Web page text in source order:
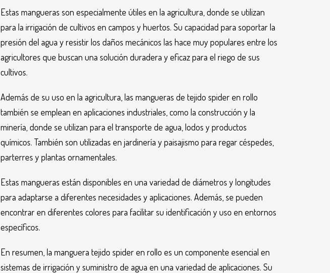
Estas mangueras son especialmente útiles en la agricultura, donde se utilizan
para la irrigación de cultivos en campos y huertos. Su capacidad para soportar la
presión del agua y resistir los daños mecánicos las hace muy populares entre los
agricultores que buscan una solución duradera y eficaz para el riego de sus
cultivos.
Además de su uso en la agricultura, las mangueras de tejido spider en rollo
también se emplean en aplicaciones industriales, como la construcción y la
minería, donde se utilizan para el transporte de agua, lodos y productos
químicos. También son utilizadas en jardinería y paisajismo para regar céspedes,
parterres y plantas ornamentales.
Estas mangueras están disponibles en una variedad de diámetros y longitudes
para adaptarse a diferentes necesidades y aplicaciones. Además, se pueden
encontrar en diferentes colores para facilitar su identificación y uso en entornos
específicos.
En resumen, la manguera tejido spider en rollo es un componente esencial en
sistemas de irrigación y suministro de agua en una variedad de aplicaciones. Su